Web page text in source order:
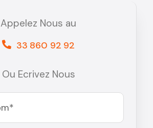
Appelez Nous au
33 860 92 92
Ou Ecrivez Nous